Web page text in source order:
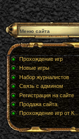
Меню сайта
Прохождение игр
Новые игры
Набор журналистов
Связь с админом
Регистрация на сайте
Продажа сайта.
Прохождение игр от К...